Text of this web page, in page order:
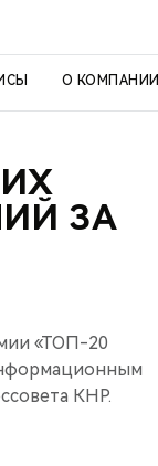
О КОМПАНИИ
ЗА
«ТОП-20
КНР.